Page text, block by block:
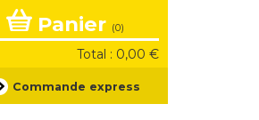
Panier (0)
Total : 0,00 €
Commande express